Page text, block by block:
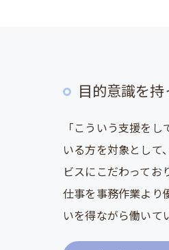
目的意識を
「こういう支援を
いる方を対象として
ビスにこだわってお
仕事を事務作業より
いを得ながら働いて